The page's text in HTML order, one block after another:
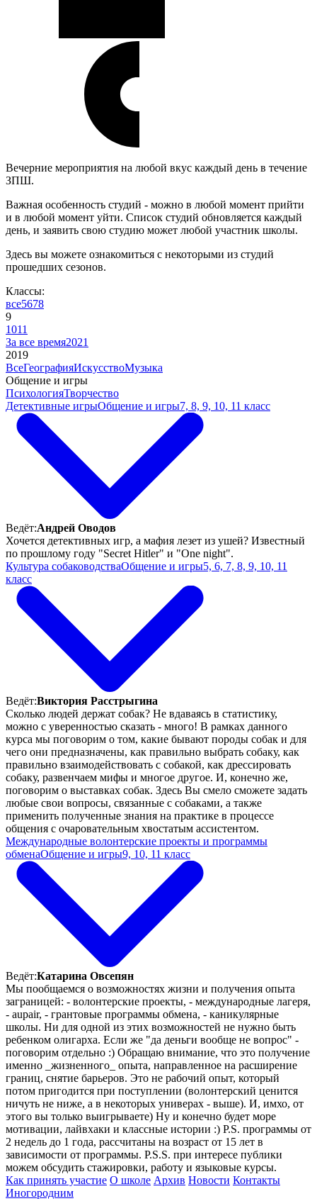
Вечерние мероприятия на любой вкус каждый день в течение
ЗПШ.
Важная особенность студий - можно в любой момент прийти
и в любой момент уйти. Список студий обновляется каждый
день, и заявить свою студию может любой участник школы.
Здесь вы можете ознакомиться с некоторыми из студий
прошедших сезонов.
Классы:
все5678
9
1011
За все время2021
2019
ВсеГеографияИскусствоМузыка
Общение и игры
ПсихологияТворчество
Детективные игрыОбщение и игры7, 8, 9, 10, 11 класс
Ведёт:Андрей Оводов
Хочется детективных игр, а мафия лезет из ушей? Известный
по прошлому году "Secret Hitler" и "One night".
Культура собаководстваОбщение и игры5, 6, 7, 8, 9, 10, 11
класс
Ведёт:Виктория Расстрыгина
Сколько людей держат собак? Не вдаваясь в статистику,
можно с уверенностью сказать - много! В рамках данного
курса мы поговорим о том, какие бывают породы собак и для
чего они предназначены, как правильно выбрать собаку, как
правильно взаимодействовать с собакой, как дрессировать
собаку, развенчаем мифы и многое другое. И, конечно же,
поговорим о выставках собак. Здесь Вы смело сможете задать
любые свои вопросы, связанные с собаками, а также
применить полученные знания на практике в процессе
общения с очаровательным хвостатым ассистентом.
Международные волонтерские проекты и программы
обменаОбщение и игры9, 10, 11 класс
Ведёт:Катарина Овсепян
Мы пообщаемся о возможностях жизни и получения опыта
заграницей: - волонтерские проекты, - международные лагеря,
- aupair, - грантовые программы обмена, - каникулярные
школы. Ни для одной из этих возможностей не нужно быть
ребенком олигарха. Если же "да деньги вообще не вопрос" -
поговорим отдельно :) Обращаю внимание, что это получение
именно _жизненного_ опыта, направленное на расширение
границ, снятие барьеров. Это не рабочий опыт, который
потом пригодится при поступлении (волонтерский ценится
ничуть не ниже, а в некоторых универах - выше). И, имхо, от
этого вы только выигрываете) Ну и конечно будет море
мотивации, лайвхаки и классные истории :) P.S. программы от
2 недель до 1 года, рассчитаны на возраст от 15 лет в
зависимости от программы. P.S.S. при интересе публики
можем обсудить стажировки, работу и языковые курсы.
Как принять участие О школе Архив Новости Контакты
Иногородним